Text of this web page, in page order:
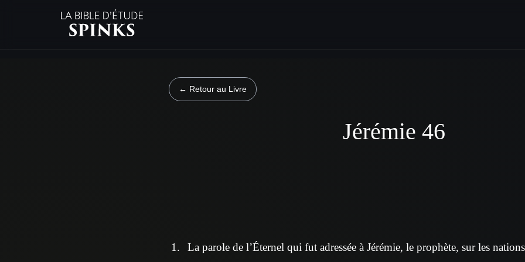
← Retour au Livre
Jérémie 46
La parole de l’Éternel qui fut adressée à Jérémie, le prophète, sur les